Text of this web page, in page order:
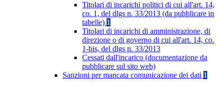
Titolari di incarichi politici di cui all'art. 14,
co. 1, del dlgs n. 33/2013 (da pubblicare in
tabelle) 1
Titolari di incarichi di amministrazione, di
direzione o di governo di cui all'art. 14, co.
1-bis, del dlgs n. 33/2013
Cessati dall'incarico (documentazione da
pubblicare sul sito web)
Sanzioni per mancata comunicazione dei dati 1